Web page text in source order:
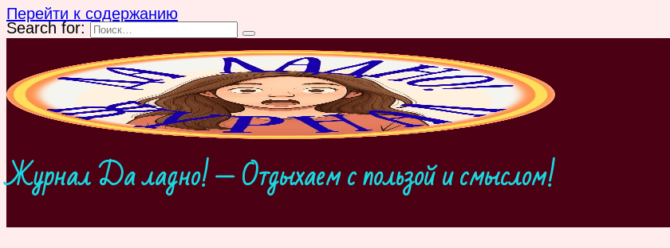
Перейти к содержанию
Search for:
Журнал Да ладно! — Отдыхаем с пользой и смыслом!